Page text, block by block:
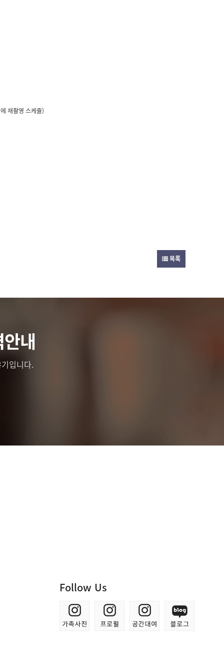
재촬영 스케쥴)
목록
내
입니다.
Follow Us